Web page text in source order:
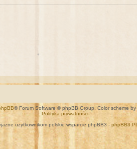
® Forum Software © phpBB Group. Color scheme by
Polityka prywatności
użytkownikom polskie wsparcie phpBB3 - phpBB3.PL